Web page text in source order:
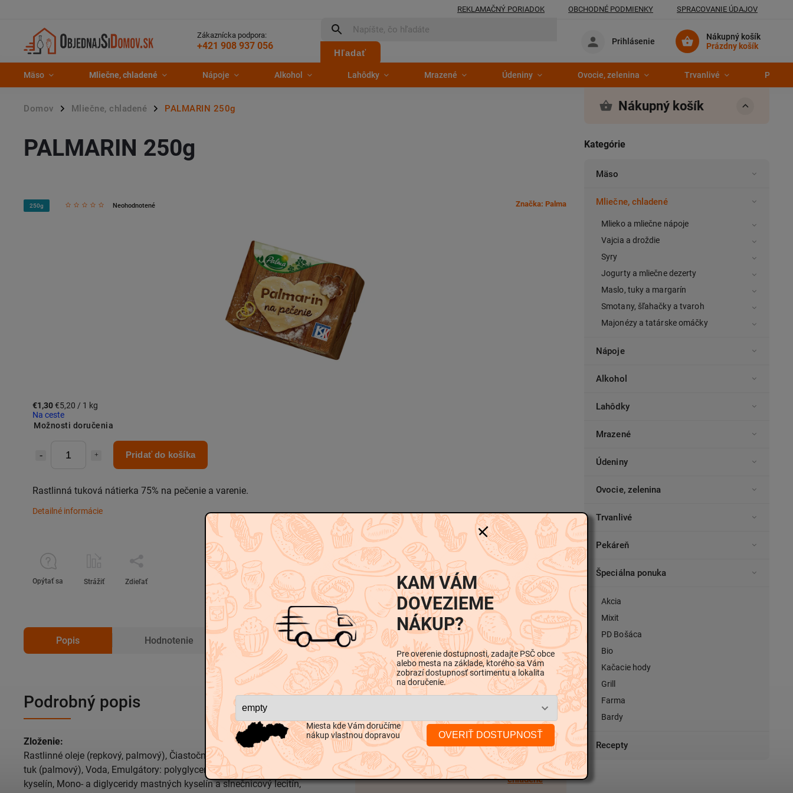
REKLAMAČNÝ PORIADOK OBCHODNÉ PODMIENKY SPRACOVANIE ÚDAJOV
Zákaznícka podpora:
+421 908 937 056
Hľadať
Nákupný košík
Prázdny košík
Prihlásenie
Mäso Mliečne, chladené Nápoje Alkohol Lahôdky Mrazené Údeniny Ovocie, zelenina Trvanlivé
Domov / Mliečne, chladené / PALMARIN 250g Nákupný košík
Kategórie
Mäso
Mliečne, chladené
Mlieko a mliečne nápoje
Vajcia a droždie
Syry
Jogurty a mliečne dezerty
Maslo, tuky a margarín
Smotany, šľahačky a tvaroh
Majonézy a tatárske omáčky
Nápoje
Alkohol
Lahôdky
Mrazené
Údeniny
Ovocie, zelenina
Trvanlivé
Pekáreň
Špeciálna ponuka
Akcia
Mixit
PD Bošáca
Bio
Kačacie hody
Grill
Farma
Bardy
Recepty
PALMARIN 250g
250g Neohodnotené Značka: Palma
€1,30€5,20 / 1 kg
Na ceste
Možnosti doručenia
Pridať do košíka
Rastlinná tuková nátierka 75% na pečenie a varenie.
Detailné informácie
Opýtať sa Strážiť Zdieľať
Popis Hodnotenie Diskusia
Podrobný popis
Zloženie:
Rastlinné oleje (repkový, palmový), Čiastočne hydrogenovaný rastlinný
tuk (palmový), Voda, Emulgátory: polyglycerolové estery mastných
kyselín, Mono- a diglyceridy mastných kyselín a slnečnicový lecitín,
Kategória:
Mliečne,
chladené
-
-
KAM VÁM
DOVEZIEME
NÁKUP?
Pre overenie dostupnosti, zadajte PSČ obce
alebo mesta na základe, ktorého sa Vám
zobrazí dostupnosť sortimentu a lokalita
na doručenie.
Miesta kde Vám doručíme
nákup vlastnou dopravou
OVERIŤ DOSTUPNOSŤ